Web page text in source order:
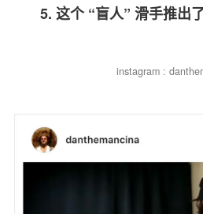
5. 这个 “盲人” 滑手推出
instagram :